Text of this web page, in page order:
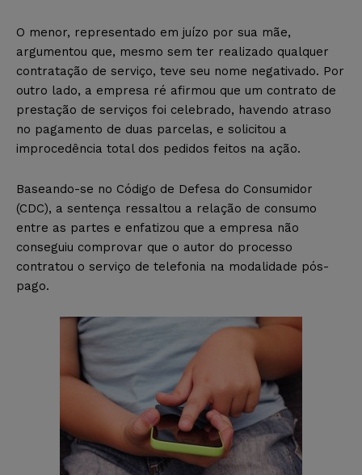
O menor, representado em juízo por sua mãe,
argumentou que, mesmo sem ter realizado qualquer
contratação de serviço, teve seu nome negativado. Por
outro lado, a empresa ré afirmou que um contrato de
prestação de serviços foi celebrado, havendo atraso
no pagamento de duas parcelas, e solicitou a
improcedência total dos pedidos feitos na ação.
Baseando-se no Código de Defesa do Consumidor
(CDC), a sentença ressaltou a relação de consumo
entre as partes e enfatizou que a empresa não
conseguiu comprovar que o autor do processo
contratou o serviço de telefonia na modalidade pós-
pago.